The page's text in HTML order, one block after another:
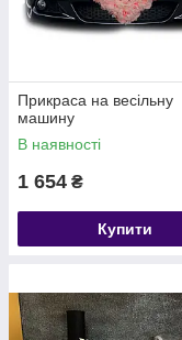
Прикраса на весільну
машину
В наявності
1 654 ₴
Купити